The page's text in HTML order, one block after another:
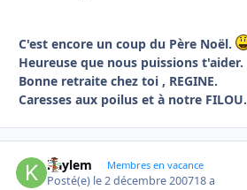
C'est encore un coup du Père Noël.
Heureuse que nous puissions t'aider.
Bonne retraite chez toi , REGINE.
Caresses aux poilus et à notre FILOU.
kaylem Membres en vacance
Posté(e) le 2 décembre 200718 a